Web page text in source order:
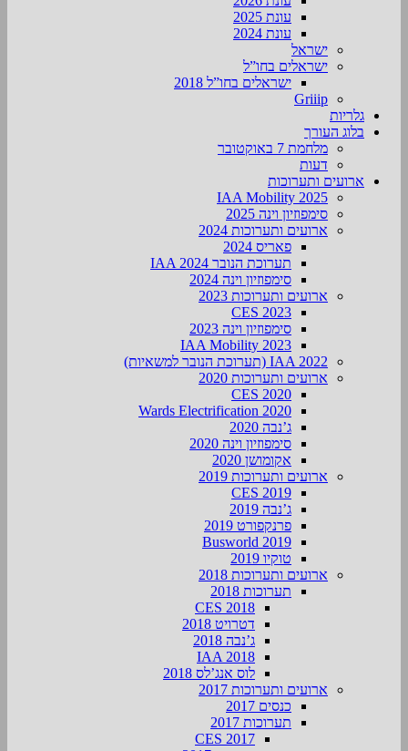
עונת 2025
עונת 2024
ישראל
ישראלים בחו”ל
ישראלים בחו”ל 2018
Griiip
גלריות
בלוג העורך
מלחמת 7 באוקטובר
דעות
ארועים ותערוכות
2025 IAA Mobility
סימפוזיון וינה 2025
ארועים ותערוכות 2024
פאריס 2024
תערוכת הנובר IAA 2024
סימפוזיון וינה 2024
ארועים ותערוכות 2023
CES 2023
סימפוזיון וינה 2023
IAA Mobility 2023
IAA 2022 (תערוכת הנובר למשאיות)
ארועים ותערוכות 2020
CES 2020
Wards Electrification 2020
ג’נבה 2020
סימפוזיון וינה 2020
אקומושן 2020
ארועים ותערוכות 2019
CES 2019
ג’נבה 2019
פרנקפורט 2019
Busworld 2019
טוקיו 2019
ארועים ותערוכות 2018
תערוכות 2018
CES 2018
דטרויט 2018
ג’נבה 2018
IAA 2018
לוס אנג’לס 2018
ארועים ותערוכות 2017
כנסים 2017
תערוכות 2017
CES 2017